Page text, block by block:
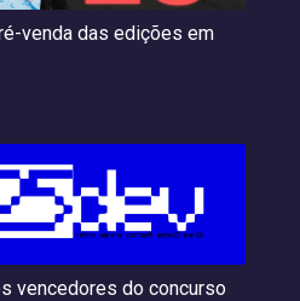
venda das edições em
vencedores do concurso